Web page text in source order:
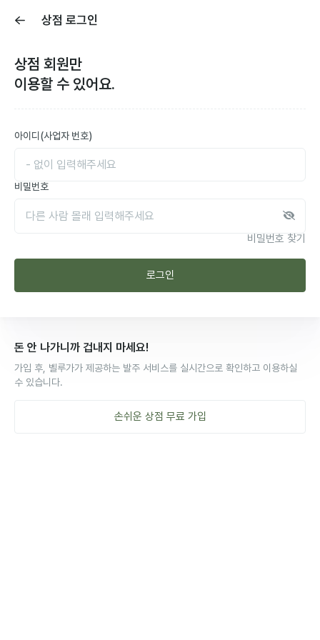
상점 로그인
상점 회원만
이용할 수 있어요.
아이디(사업자 번호)
비밀번호
비밀번호 찾기
로그인
돈 안 나가니까 겁내지 마세요!
가입 후, 벨루가가 제공하는 발주 서비스를 실시간으로 확인하고 이용하실
수 있습니다.
손쉬운 상점 무료 가입